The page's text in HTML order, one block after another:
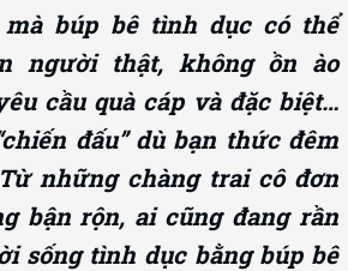
búp bê tình dục có thể
người thật, không ồn ào
cầu quà cáp và đặc biệt…
đấu” dù bạn thức đêm
những chàng trai cô đơn
bận rộn, ai cũng đang rần
sống tình dục bằng búp bê